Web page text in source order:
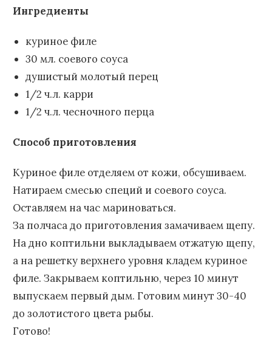
Ингредиенты
куриное филе
30 мл. соевого соуса
душистый молотый перец
1/2 ч.л. карри
1/2 ч.л. чесночного перца
Способ приготовления
Куриное филе отделяем от кожи, обсушиваем.
Натираем смесью специй и соевого соуса.
Оставляем на час мариноваться.
За полчаса до приготовления замачиваем щепу.
На дно коптильни выкладываем отжатую щепу,
а на решетку верхнего уровня кладем куриное
филе. Закрываем коптильню, через 10 минут
выпускаем первый дым. Готовим минут 30-40
до золотистого цвета рыбы.
Готово!